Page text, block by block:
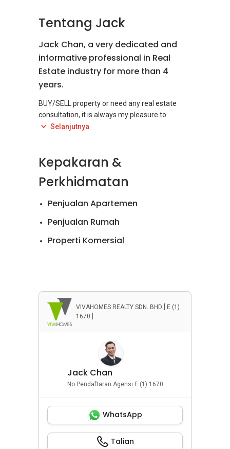
Tentang Jack
Jack Chan, a very dedicated and
informative professional in Real
Estate industry for more than 4
years.
BUY/SELL property or need any real estate
consultation, it is always my pleasure to
provide best professional services to YOU. My
on selling, buying, houses, condominiums,
shops, offices, factories, lands and etc. Areas
that i covered are Puchong, Cyberjaya and
Selanjutnya
Kepakaran &
Perkhidmatan
Penjualan Apartemen
Penjualan Rumah
Properti Komersial
VIVAHOMES REALTY SDN. BHD [ E (1)
1670 ]
Jack Chan
No Pendaftaran Agensi E (1) 1670
WhatsApp
Talian